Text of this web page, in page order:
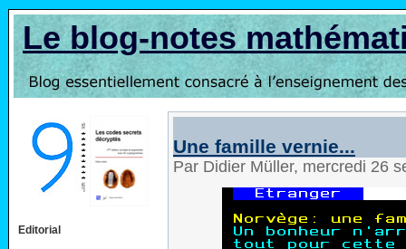
Le blog-notes
Editorial
Une famille vernie...
Par Didier Müller, mercredi 26